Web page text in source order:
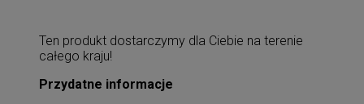
Ten produkt dostarczymy dla Ciebie na terenie
całego kraju!
Przydatne informacje